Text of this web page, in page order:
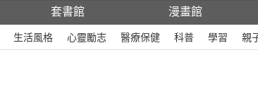
套書館 漫畫館
生活風格 心靈勵志 醫療保健 科普 學習 親